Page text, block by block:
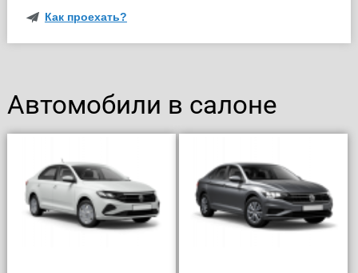
Как проехать?
Автомобили в салоне